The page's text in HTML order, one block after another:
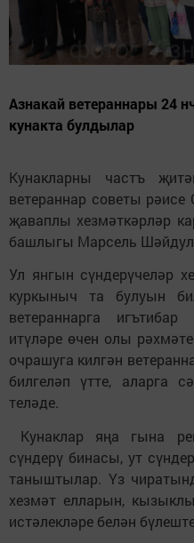
Азнакай ветераннары 24
кунакта булдылар
Кунакларны частъ
ветераннар советы
җаваплы хезмәткәрләр
башлыгы Марсель
Ул янгын сүндерүчеләр
куркыныч та булуын
ветераннарга
итүләре өчен олы
очрашуга килгән
билгеләп үтте, аларга
теләде.
Кунаклар яңа гына
сүндерү бинасы, ут
таныштылар. Үз
хезмәт елларын,
истәлекләре белән